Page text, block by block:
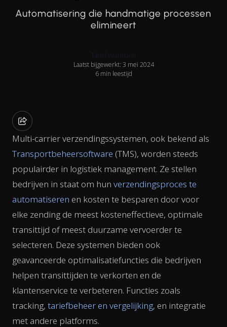
Automatisering die handmatige processen
elimineert
Tanel Vaarmann
Laatst bijgewerkt: 3 mei 2024
6 min leestijd
Multi-carrier verzendingssystemen, ook bekend als
Transportbeheersoftware (TMS), worden steeds
populairder in logistiek management. Ze stellen
bedrijven in staat om hun verzendingsproces te
automatiseren en kosten te besparen door voor
elke zending de meest kosteneffectieve, optimale
transittijd of meest duurzame vervoerder te
selecteren. Deze systemen bieden ook
geavanceerde optimalisatiefuncties die bedrijven
helpen transittijden te verkorten en de
klantenservice te verbeteren. Functies zoals
tracking, tariefbeheer en vergelijking, en integratie
met andere platforms.